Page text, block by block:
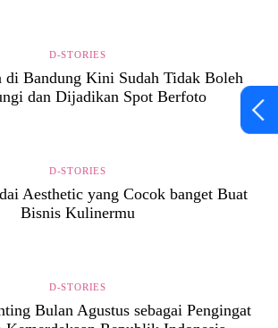
D-STORIES
di Bandung Kini Sudah Tidak Boleh
dan Dijadikan Spot Berfoto
D-STORIES
Aesthetic yang Cocok banget Buat
Bisnis Kulinermu
D-STORIES
Bulan Agustus sebagai Pengingat